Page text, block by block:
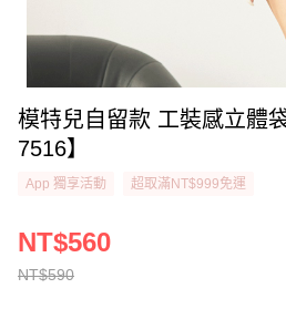
模特兒自留款 工裝感立體
7516】
App 獨享活動 超取滿NT$999免運
NT$590
NT$560